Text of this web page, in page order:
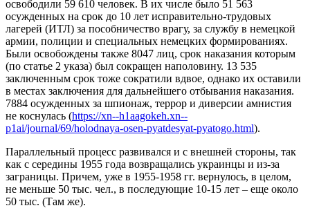
освободили 59 610 человек. В их числе было 51 563
осужденных на срок до 10 лет исправительно-трудовых
лагерей (ИТЛ) за пособничество врагу, за службу в немецкой
армии, полиции и специальных немецких формированиях.
Были освобождены также 8047 лиц, срок наказания которым
(по статье 2 указа) был сокращен наполовину. 13 535
заключенным срок тоже сократили вдвое, однако их оставили
в местах заключения для дальнейшего отбывания наказания.
7884 осужденных за шпионаж, террор и диверсии амнистия
не коснулась (https://xn--h1aagokeh.xn--
p1ai/journal/69/holodnaya-osen-pyatdesyat-pyatogo.html).
Параллельный процесс развивался и с внешней стороны, так
как с середины 1955 года возвращались украинцы и из-за
заграницы. Причем, уже в 1955-1958 гг. вернулось, в целом,
не меньше 50 тыс. чел., в последующие 10-15 лет – еще около
50 тыс. (Там же).